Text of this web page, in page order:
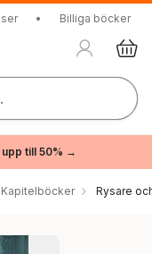
• Billiga böcker
upp till 50% →
Kapitelböcker Rysare